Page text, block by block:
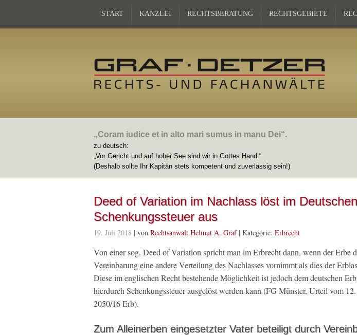
START KANZLEI RECHTSBERATUNG RECHTSGEBIETE
„Coram iudice et in alto mari sumus in manu Dei“.
zu deutsch:
„Vor Gericht und auf hoher See sind wir in Gottes Hand.“
(Deshalb sollte Ihr Kapitän stets kompetent und zuverlässig sein!)
Deed of Variation im Nachlass löst im
Schenkungssteuer aus
19. Juli 2018 | von Rechtsanwalt Helmut A. Graf| Kategorie: Erbrecht
Von einer sog. Deed of Variation spricht man im Erbrecht dann, wenn der Erbe
Vereinbarung eine andere Verteilung des Nachlasses vornimmt als dies der
Diese im englischen Recht bestehende Möglichkeit ist jedoch dem deutschen
hierdurch Schenkungssteuer ausgelöst werden kann (FG Münster, Urteil vom
2050/16 Erb).
Zum Alleinerben eingesetzter Vater beteiligt durch